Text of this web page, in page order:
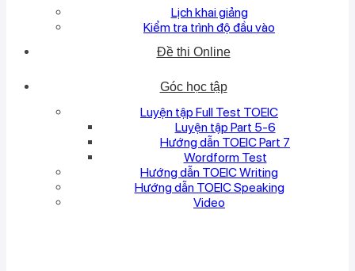
Lịch khai giảng
Kiểm tra trình độ đầu vào
Đề thi Online
Góc học tập
Luyện tập Full Test TOEIC
Luyện tập Part 5-6
Hướng dẫn TOEIC Part 7
Wordform Test
Hướng dẫn TOEIC Writing
Hướng dẫn TOEIC Speaking
Video